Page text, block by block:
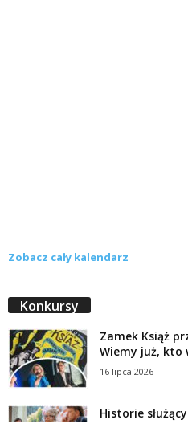
Zobacz cały kalendarz
Konkursy
Zamek Książ
Wiemy już, kto
16 lipca 2026
Historie